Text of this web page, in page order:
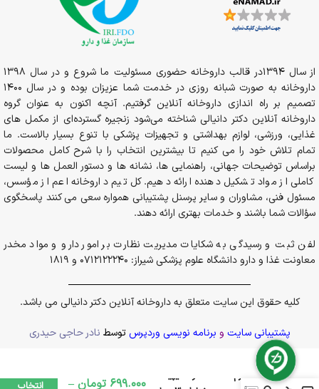
از سال 1394در قالب داروخانه حضوری مسئولیت ما شروع و در سال 1398
داروخانه به صورت شبانه روزی در خدمت شما عزیزان بوده و در سال 1400
تصمیم بر راه اندازی داروخانه آنلاین گرفتیم. آنچه اکنون به عنوان گروه
داروخانه آنلاین دکتر دانیالی شناخته می‌شود زنجیره گسترده‌ای از مکمل های
غذایی، ورزشی، لوازم بهداشتی و تجهیزات پزشکی با تنوع بسیار بالاست. ما
تمام تلاش خود را می کنیم تا بیشترین انتخاب را با شرح کامل محصولات
براساس توضیحات جهانی، راهنمایی ها، نشانه ها و دستور العمل ها و لیست
کاملی از مواد تشکیل دهنده ارائه دهیم. کل تیم داروخانه اعم از مؤسس،
مسئول فنی، مشاوران و سایر پرسنل پشتیبانی همواره سعی می کنند پاسخگوی
سؤالات شما باشند و خدمات بهتری ارائه دهند.
لفن ثبت و رسیدگی به شکایات مدیریت نظارت بر امور دارو و مواد مخدر
معاونت غذا و دارو دانشگاه علوم پزشکی شیراز: 0712122240 و 1819
کلیه حقوق این سایت متعلق به داروخانه آنلاین دکتر دانیالی می باشد.
پشتیبانی سایت و برنامه نویسی وردپرس توسط نادر حاجی حیدری
بی بی کرم SPF20 درماتیپیک
699.000 تومان – انتخاب